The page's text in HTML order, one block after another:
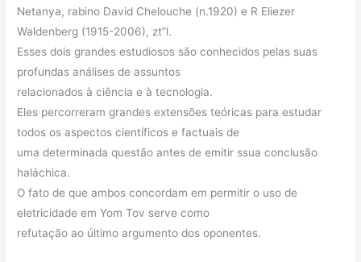
Netanya, rabino David Chelouche (n.1920) e R Eliezer
Waldenberg (1915-2006), zt”l.
Esses dois grandes estudiosos são conhecidos pelas suas
profundas análises de assuntos
relacionados à ciência e à tecnologia.
Eles percorreram grandes extensões teóricas para estudar
todos os aspectos científicos e factuais de
uma determinada questão antes de emitir ssua conclusão
haláchica.
O fato de que ambos concordam em permitir o uso de
eletricidade em Yom Tov serve como
refutação ao último argumento dos oponentes.